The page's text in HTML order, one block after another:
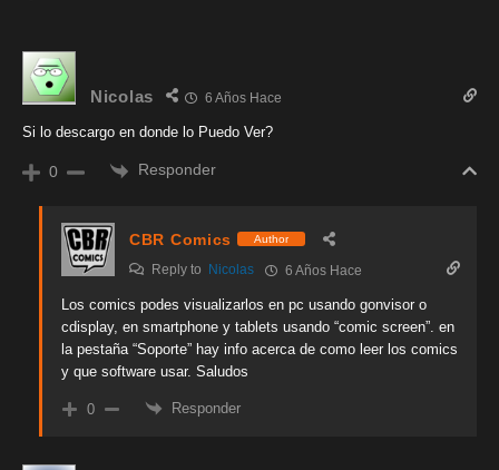
Nicolas 6 Años Hace
Si lo descargo en donde lo Puedo Ver?
0 Responder
CBR Comics Author
Reply to Nicolas 6 Años Hace
Los comics podes visualizarlos en pc usando gonvisor o
cdisplay, en smartphone y tablets usando “comic screen”. en
la pestaña “Soporte” hay info acerca de como leer los comics
y que software usar. Saludos
0 Responder